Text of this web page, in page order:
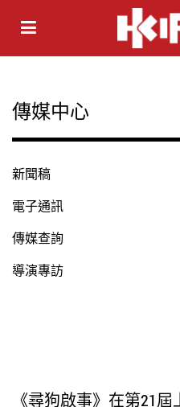
傳媒中心
新聞稿
電子通訊
傳媒查詢
導演專訪
《尋狗啟事》在第21